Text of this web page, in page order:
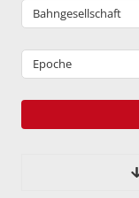
Bahngesellschaft
Epoche